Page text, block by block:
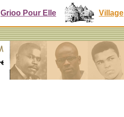
Grioo Pour Elle Village